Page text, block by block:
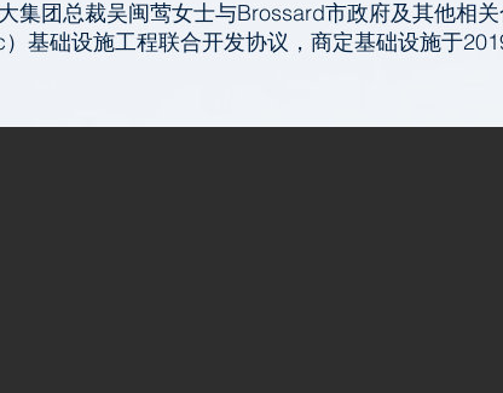
集团总裁吴闽莺女士与Brossard市政府及其他相
基础设施工程联合开发协议，商定基础设施于